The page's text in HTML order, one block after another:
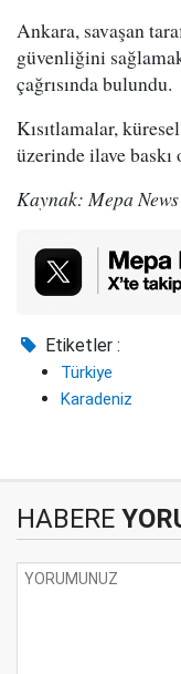
Ankara, savaşan
güvenliğini
çağrısında bulundu.
Kısıtlamalar,
üzerinde ilave
Kaynak: Mepa News
Etiketler :
Türkiye
Karadeniz
HABERE